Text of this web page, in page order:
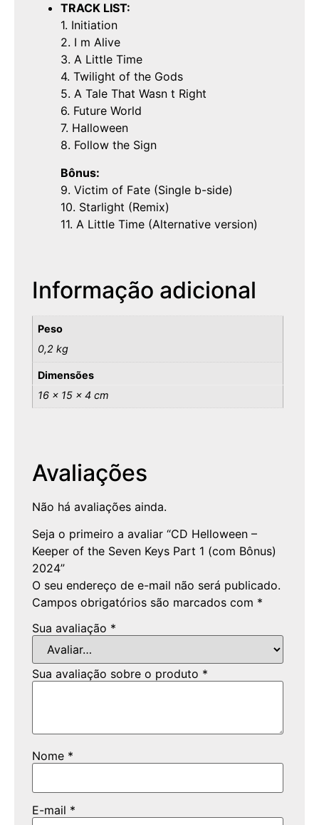
TRACK LIST:
1. Initiation
2. I m Alive
3. A Little Time
4. Twilight of the Gods
5. A Tale That Wasn t Right
6. Future World
7. Halloween
8. Follow the Sign
Bônus:
9. Victim of Fate (Single b-side)
10. Starlight (Remix)
11. A Little Time (Alternative version)
Informação adicional
Peso
0,2 kg
Dimensões
16 × 15 × 4 cm
Avaliações
Não há avaliações ainda.
Seja o primeiro a avaliar “CD Helloween –
Keeper of the Seven Keys Part 1 (com Bônus)
2024”
O seu endereço de e-mail não será publicado.
Campos obrigatórios são marcados com *
Sua avaliação *
Sua avaliação sobre o produto *
Nome *
E-mail *